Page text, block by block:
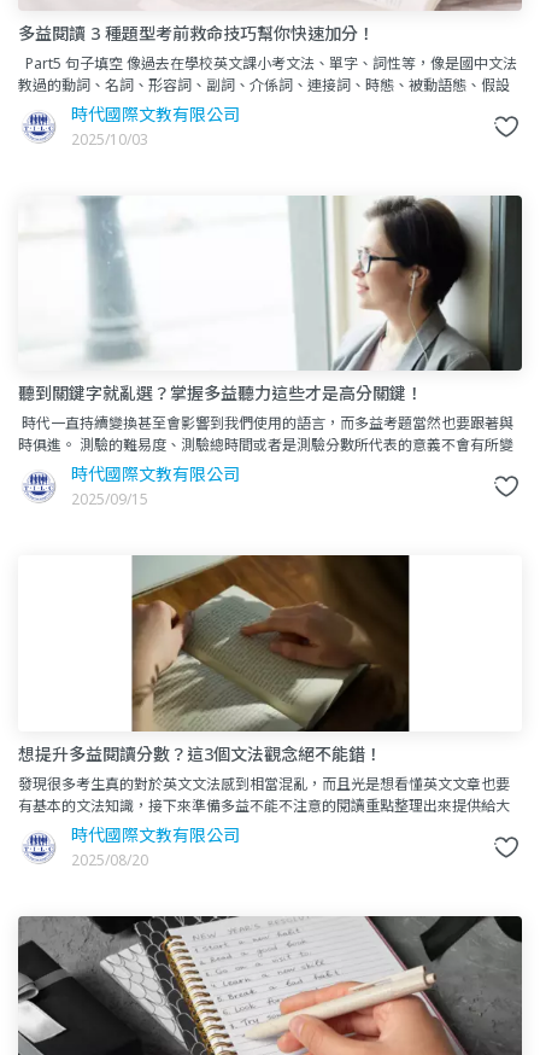
起朝向目標前進吧！！！
多益閱讀 3 種題型考前救命技巧幫你快速加分！
Part5 句子填空 像過去在學校英文課小考文法、單字、詞性等，像是國中文法
教過的動詞、名詞、形容詞、副詞、介係詞、連接詞、時態、被動語態、假設
語氣、助動詞時代國際文教有限公司
2025/10/03
聽到關鍵字就亂選？掌握多益聽力這些才是高分關鍵！
時代一直持續變換甚至會影響到我們使用的語言，而多益考題當然也要跟著與
時俱進。 測驗的難易度、測驗總時間或者是測驗分數所代表的意義不會有所變
動，但是多益的考試題型會越來越生活化。&
時代國際文教有限公司
2025/09/15
想提升多益閱讀分數？這3個文法觀念絕不能錯！
發現很多考生真的對於英文文法感到相當混亂，而且光是想看懂英文文章也要
有基本的文法知識，接下來準備多益不能不注意的閱讀重點整理出來提供給大
家。 本篇會依照多益經常出現像是考動詞的變化，整理出分
時代國際文教有限公司
2025/08/20